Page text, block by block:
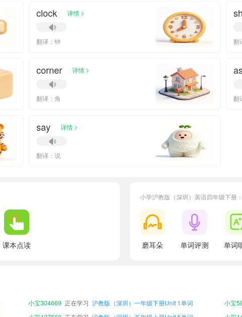
clock 详情 >
翻译：钟 翻
corner 详情 >
翻译：角 翻
say 详情 >
翻译：说
课本点读
小学沪教版（深圳）英语四年级下册
磨耳朵 单词评测 单词
小宝304669 正在学习 沪教版（深圳）一年级下册Unit 1单词 小宝